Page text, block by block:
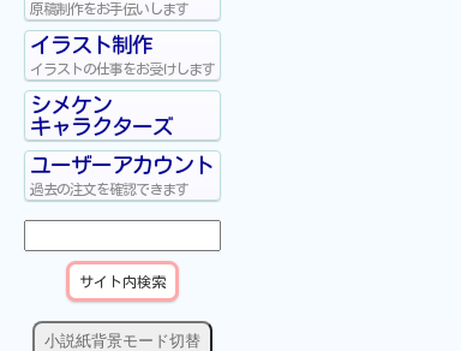
原稿制作をお手伝いします
イラスト制作
イラストの仕事をお受けします
シメケン
キャラクターズ
ユーザーアカウント
過去の注文を確認できます
小説紙背景モード切替